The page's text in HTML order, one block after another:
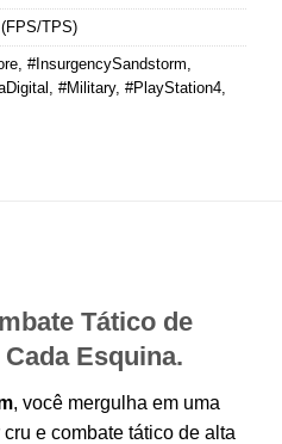
TPS)
#InsurgencySandstorm
#Military, #PlayStation4
Tático de
Esquina.
, você mergulha em uma
e combate tático de alta